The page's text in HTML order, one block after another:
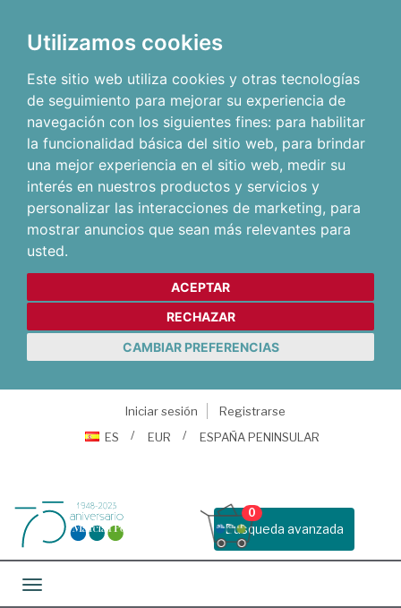
Utilizamos cookies
Este sitio web utiliza cookies y otras tecnologías
de seguimiento para mejorar su experiencia de
navegación con los siguientes fines: para habilitar
la funcionalidad básica del sitio web, para brindar
una mejor experiencia en el sitio web, medir su
interés en nuestros productos y servicios y
personalizar las interacciones de marketing, para
mostrar anuncios que sean más relevantes para
usted.
ACEPTAR
RECHAZAR
CAMBIAR PREFERENCIAS
Iniciar sesión
Registrarse
ES
EUR ESPAÑA PENINSULAR
Busqueda avanzada
0
Toggle navigation